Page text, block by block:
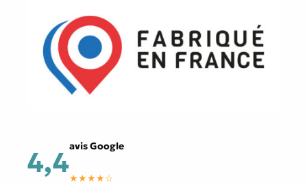
4,4avis Google
★★★★☆